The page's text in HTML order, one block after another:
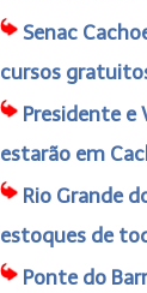
Senac
cursos
Presidente e
estarão em
Rio Grande
estoques de
Ponte do